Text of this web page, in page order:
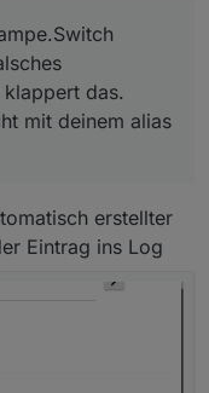
das.
mit deinem alias
erstellter
Eintrag ins Log